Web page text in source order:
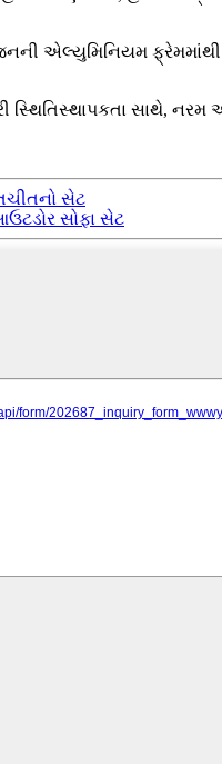
એલ્યુમિનિયમ
સાથે, નરમ
સેટ
સોફા સેટ